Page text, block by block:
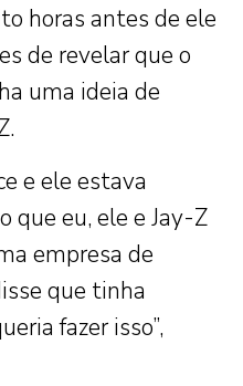
horas antes de ele
de revelar que o
uma ideia de
e ele estava
que eu, ele e Jay-Z
empresa de
que tinha
fazer isso”,